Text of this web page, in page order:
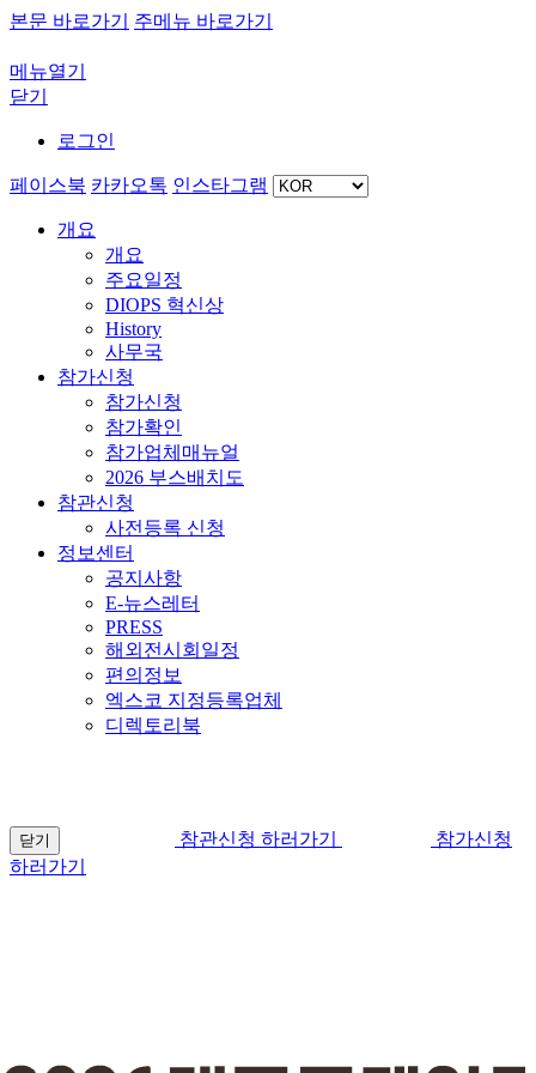
본문 바로가기 주메뉴 바로가기
메뉴열기
닫기
로그인
페이스북 카카오톡 인스타그램
개요
개요
주요일정
DIOPS 혁신상
History
사무국
참가신청
참가신청
참가확인
참가업체매뉴얼
2026 부스배치도
참관신청
사전등록 신청
정보센터
공지사항
E-뉴스레터
PRESS
해외전시회일정
편의정보
엑스코 지정등록업체
디렉토리북
닫기 참관신청 하러가기
참가신청
하러가기